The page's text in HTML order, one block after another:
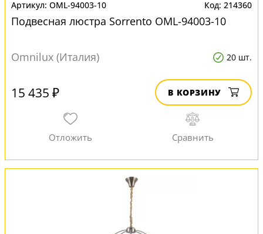
OML-94003-10 214360
Подвесная люстра Sorrento OML-94003-10
Omnilux (Италия) 20 шт.
15 435 ₽ В КОРЗИНУ